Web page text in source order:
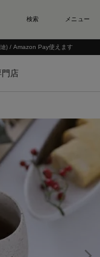
) / Amazon Pay使えます
店